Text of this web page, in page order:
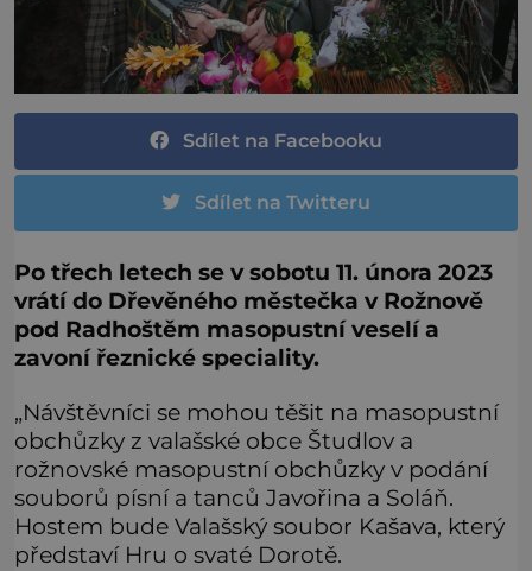
Sdílet na Facebooku
Sdílet na Twitteru
Po třech letech se v sobotu 11. února 2023
vrátí do Dřevěného městečka v Rožnově
pod Radhoštěm masopustní veselí a
zavoní řeznické speciality.
„Návštěvníci se mohou těšit na masopustní
obchůzky z valašské obce Študlov a
rožnovské masopustní obchůzky v podání
souborů písní a tanců Javořina a Soláň.
Hostem bude Valašský soubor Kašava, který
představí Hru o svaté Dorotě.